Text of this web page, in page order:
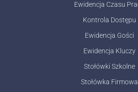
Ewidencja Czasu
Kontrola Dostępu
Ewidencja Gości
Ewidencja Kluczy
Stołówki Szkolne
Stołówka Firmowa